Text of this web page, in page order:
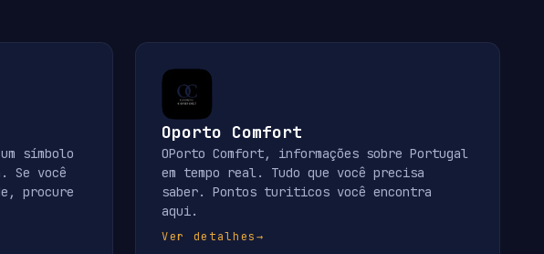
símbolo
Se você
procure
Oporto Comfort
OPorto Comfort, informações sobre Portugal
em tempo real. Tudo que você precisa
saber. Pontos turiticos você encontra
aqui.
Ver detalhes→